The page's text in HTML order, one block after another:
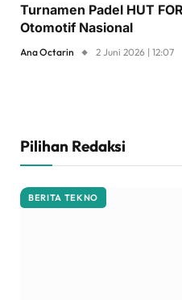
Turnamen Padel HUT
Otomotif Nasional
Ana Octarin 2 Juni 2026 | 12:07
Pilihan Redaksi
BERITA TEKNO